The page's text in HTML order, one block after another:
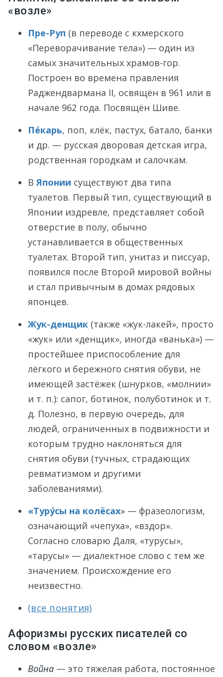
«возле»
Пре-Руп (в переводе с кхмерского
«Переворачивание тела») — один из
самых значительных храмов-гор.
Построен во времена правления
Раджендвармана II, освящён в 961 или в
начале 962 года. Посвящён Шиве.
Пе́карь, поп, клёк, пастух, батало, банки
и др. — русская дворовая детская игра,
родственная городкам и салочкам.
ВЯпонии существуют два типа
туалетов. Первый тип, существующий в
Японии издревле, представляет собой
отверстие в полу, обычно
устанавливается в общественных
туалетах. Второй тип, унитаз и писсуар,
появился после Второй мировой войны
и стал привычным в домах рядовых
японцев.
Жук-денщик (также «жук-лакей», просто
«жук» или «денщик», иногда «ванька») —
простейшее приспособление для
лёгкого и бережного снятия обуви, не
имеющей застёжек (шнурков, «молнии»
и т. п.): сапог, ботинок, полуботинок и т.
д. Полезно, в первую очередь, для
людей, ограниченных в подвижности и
которым трудно наклоняться для
снятия обуви (тучных, страдающих
ревматизмом и другими
заболеваниями).
«Туру́сы на колёсах» — фразеологизм,
означающий «чепуха», «вздор».
Согласно словарю Даля, «турусы»,
«тарусы» — диалектное слово с тем же
значением. Происхождение его
неизвестно.
(все понятия)
Афоризмы русских писателей со
словом «возле»
Война — это тяжелая работа, постоянное